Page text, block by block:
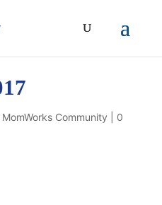
MomWorks Community
0